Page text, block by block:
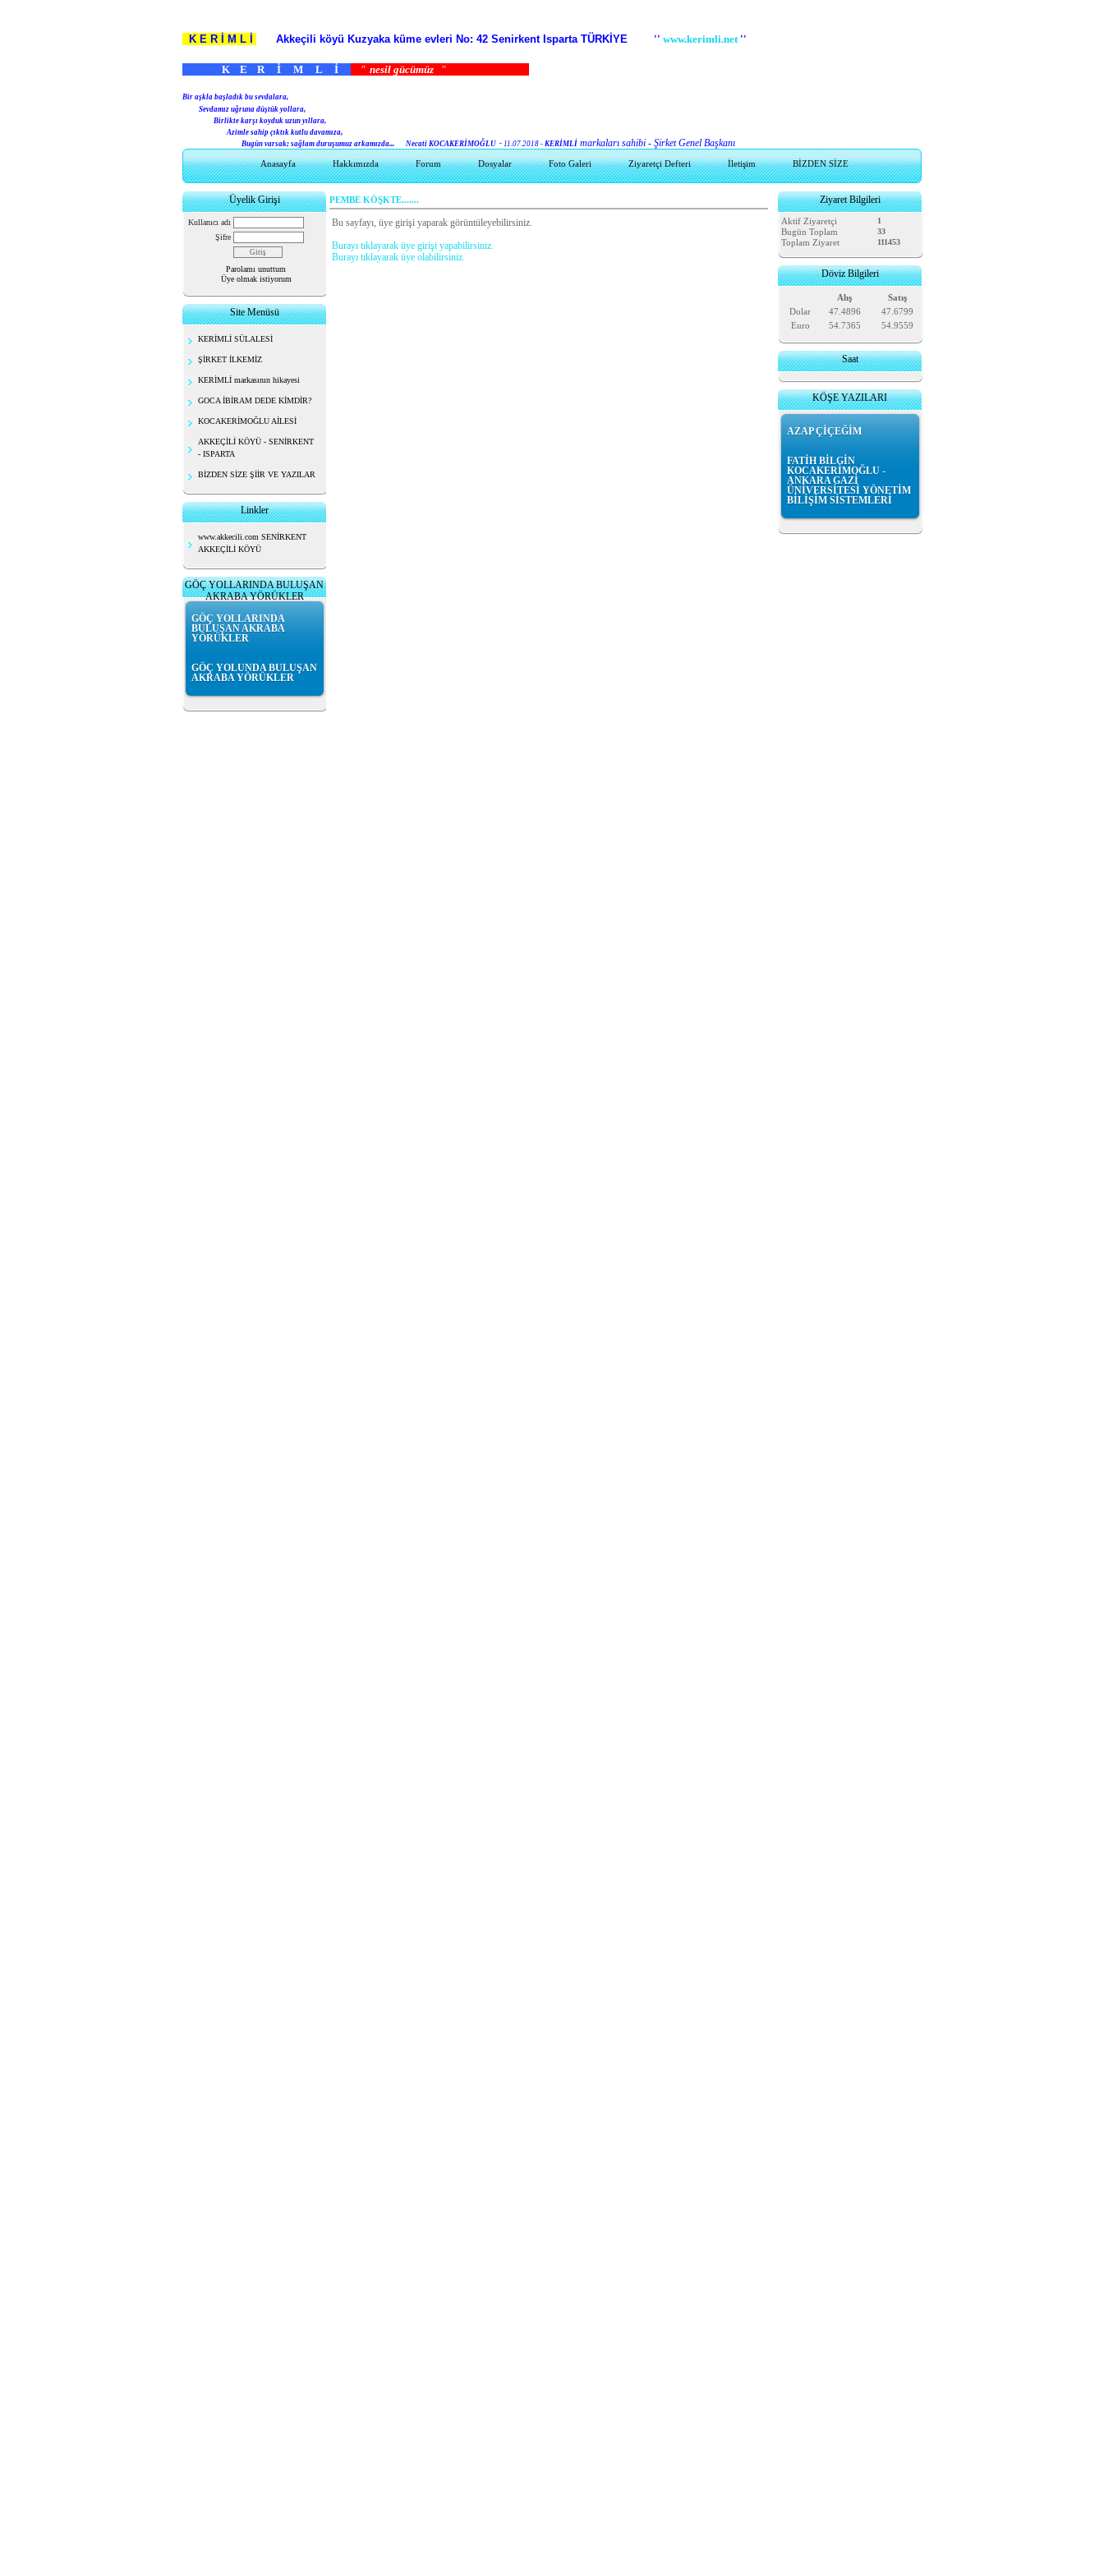
K E R İ M L İ Akkeçili köyü Kuzyaka küme evleri No: 42 Senirkent Isparta TÜRKİYE '' www.kerimli.net''
K E R İ M L İ " nesil gücümüz "
Bir aşkla başladık bu sevdalara,
Sevdamız uğruna düştük yollara,
Birlikte karşı koyduk uzun yıllara,
Azimle sahip çıktık kutlu davamıza,
Bugün varsak; sağlam duruşumuz arkamızda...
Necati KOCAKERİMOĞLU - 11.07.2018 - KERİMLİ markaları sahibi - Şirket Genel Başkanı
Anasayfa Hakkımızda Forum Dosyalar Foto Galeri Ziyaretçi Defteri İletişim BİZDEN SİZE
Üyelik Girişi
Kullanıcı adı
Şifre
Parolamı unuttum
Üye olmak istiyorum
Site Menüsü
KERİMLİ SÜLALESİ
ŞİRKET İLKEMİZ
KERİMLİ markasının hikayesi
GOCA İBİRAM DEDE KİMDİR?
KOCAKERİMOĞLU AİLESİ
AKKEÇİLİ KÖYÜ - SENİRKENT
- ISPARTA
BİZDEN SİZE ŞİİR VE YAZILAR
Linkler
www.akkecili.com SENİRKENT
AKKEÇİLİ KÖYÜ
GÖÇ YOLLARINDA BULUŞAN
AKRABA YÖRÜKLER
GÖÇ YOLLARINDA
BULUŞAN AKRABA
YÖRÜKLER
GÖÇ YOLUNDA BULUŞAN
AKRABA YÖRÜKLER
PEMBE KÖŞKTE.......
Bu sayfayı, üye girişi yaparak görüntüleyebilirsiniz.
Burayı tıklayarak üye girişi yapabilirsiniz.
Burayı tıklayarak üye olabilirsiniz.
Ziyaret Bilgileri
Aktif Ziyaretçi 1
Bugün Toplam 33
Toplam Ziyaret 111453
Döviz Bilgileri
Alış
Satış
Dolar
47.4896
47.6799
Euro
54.7365 54.9559
Saat
KÖŞE YAZILARI
AZAP ÇİÇEĞİM
FATİH BİLGİN
KOCAKERİMOĞLU -
ANKARA GAZİ
ÜNİVERSİTESİ YÖNETİM
BİLİŞİM SİSTEMLERİ